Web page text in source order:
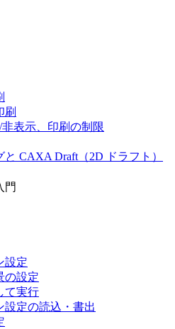
刷
表示、印刷の制限
CAXA Draft（2D ドラフト）
門
設定
の設定
て実行
設定の読込・書出